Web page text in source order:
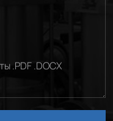
.PDF .DOCX